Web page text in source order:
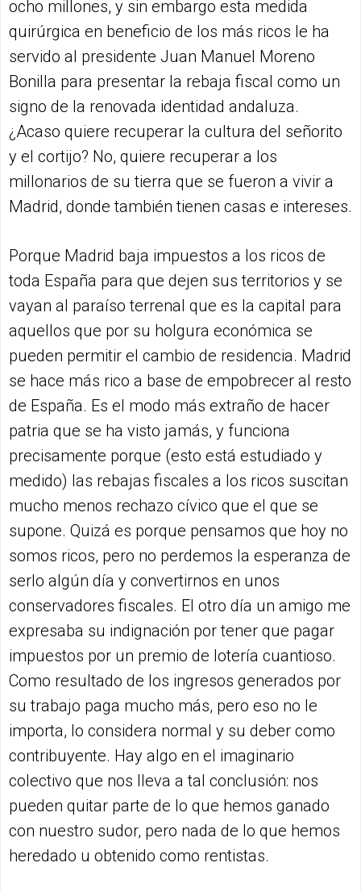
ocho millones, y sin embargo esta medida
quirúrgica en beneficio de los más ricos le ha
servido al presidente Juan Manuel Moreno
Bonilla para presentar la rebaja fiscal como un
signo de la renovada identidad andaluza.
¿Acaso quiere recuperar la cultura del señorito
y el cortijo? No, quiere recuperar a los
millonarios de su tierra que se fueron a vivir a
Madrid, donde también tienen casas e intereses.
Porque Madrid baja impuestos a los ricos de
toda España para que dejen sus territorios y se
vayan al paraíso terrenal que es la capital para
aquellos que por su holgura económica se
pueden permitir el cambio de residencia. Madrid
se hace más rico a base de empobrecer al resto
de España. Es el modo más extraño de hacer
patria que se ha visto jamás, y funciona
precisamente porque (esto está estudiado y
medido) las rebajas fiscales a los ricos suscitan
mucho menos rechazo cívico que el que se
supone. Quizá es porque pensamos que hoy no
somos ricos, pero no perdemos la esperanza de
serlo algún día y convertirnos en unos
conservadores fiscales. El otro día un amigo me
expresaba su indignación por tener que pagar
impuestos por un premio de lotería cuantioso.
Como resultado de los ingresos generados por
su trabajo paga mucho más, pero eso no le
importa, lo considera normal y su deber como
contribuyente. Hay algo en el imaginario
colectivo que nos lleva a tal conclusión: nos
pueden quitar parte de lo que hemos ganado
con nuestro sudor, pero nada de lo que hemos
heredado u obtenido como rentistas.